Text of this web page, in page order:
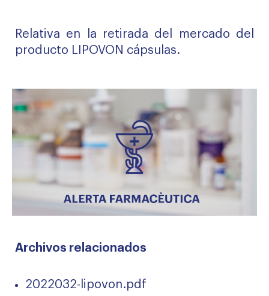
Archivos relacionados
2022032-lipovon.pdf
Relativa en la retirada del mercado del
producto LIPOVON cápsulas.